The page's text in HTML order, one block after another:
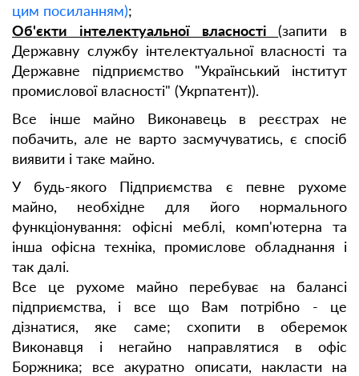
цим посиланням);
Об'єкти інтелектуальної власності(запити в
Державну службу інтелектуальної власності та
Державне підприємство "Український інститут
промислової власності" (Укрпатент)).
Все інше майно Виконавець в реєстрах не
побачить, але не варто засмучуватись, є спосіб
виявити і таке майно.
У будь-якого Підприємства є певне рухоме
майно, необхідне для його нормального
функціонування: офісні меблі, комп'ютерна та
інша офісна техніка, промислове обладнання і
так далі.
Все це рухоме майно перебуває на балансі
підприємства, і все що Вам потрібно - це
дізнатися, яке саме; схопити в оберемок
Виконавця і негайно направлятися в офіс
Боржника; все акуратно описати, накласти на